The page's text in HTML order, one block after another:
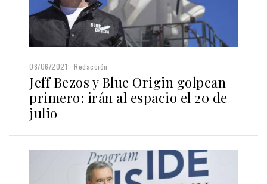
08/06/2021 Redacción
Jeff Bezos y Blue Origin golpean
primero: irán al espacio el 20 de
julio